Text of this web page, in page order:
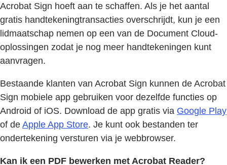
Acrobat Sign hoeft aan te schaffen. Als je het aantal
gratis handtekeningtransacties overschrijdt, kun je een
lidmaatschap nemen op een van de Document Cloud-
oplossingen zodat je nog meer handtekeningen kunt
aanvragen.
Bestaande klanten van Acrobat Sign kunnen de Acrobat
Sign mobiele app gebruiken voor dezelfde functies op
Android of iOS. Download de app gratis via Google Play
of de Apple App Store. Je kunt ook bestanden ter
ondertekening versturen via je webbrowser.
Kan ik een PDF bewerken met Acrobat Reader?